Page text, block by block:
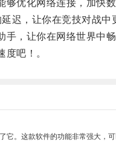
化网络连接，加快数
，让你在竞技对战中
，让你在网络世界中畅
吧！。
。这款软件的功能非常强大，